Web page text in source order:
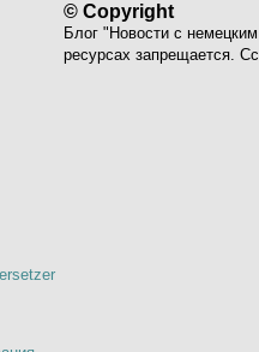
© Copyright
Блог "Новости с
ресурсах запрещается.